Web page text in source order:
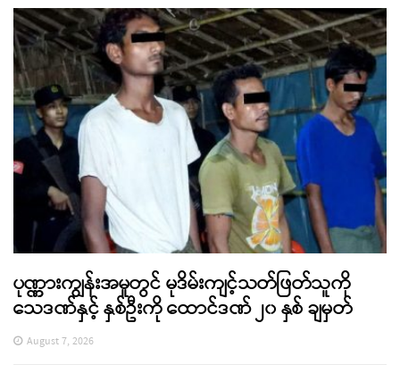
ပုဏ္ဏားကျွန်းအမှုတွင် မုဒိမ်းကျင့်သတ်ဖြတ်သူကို
သေဒဏ်နှင့် နှစ်ဦးကို ထောင်ဒဏ် ၂၀ နှစ် ချမှတ်
August 7, 2026